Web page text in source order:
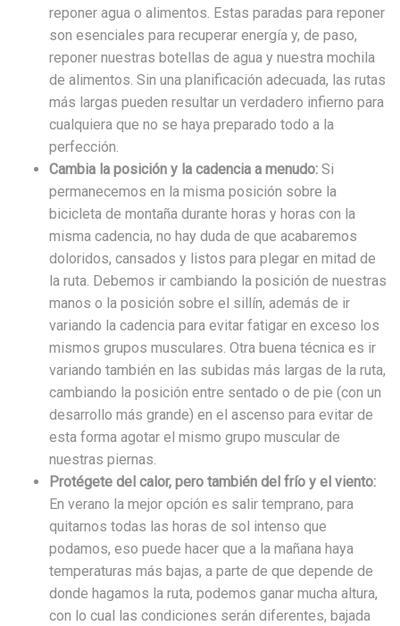
reponer agua o alimentos. Estas paradas para reponer
son esenciales para recuperar energía y, de paso,
reponer nuestras botellas de agua y nuestra mochila
de alimentos. Sin una planificación adecuada, las rutas
más largas pueden resultar un verdadero infierno para
cualquiera que no se haya preparado todo a la
perfección.
Cambia la posición y la cadencia a menudo: Si
permanecemos en la misma posición sobre la
bicicleta de montaña durante horas y horas con la
misma cadencia, no hay duda de que acabaremos
doloridos, cansados y listos para plegar en mitad de
la ruta. Debemos ir cambiando la posición de nuestras
manos o la posición sobre el sillín, además de ir
variando la cadencia para evitar fatigar en exceso los
mismos grupos musculares. Otra buena técnica es ir
variando también en las subidas más largas de la ruta,
cambiando la posición entre sentado o de pie (con un
desarrollo más grande) en el ascenso para evitar de
esta forma agotar el mismo grupo muscular de
nuestras piernas.
Protégete del calor, pero también del frío y el viento:
En verano la mejor opción es salir temprano, para
quitarnos todas las horas de sol intenso que
podamos, eso puede hacer que a la mañana haya
temperaturas más bajas, a parte de que depende de
donde hagamos la ruta, podemos ganar mucha altura,
con lo cual las condiciones serán diferentes, bajada